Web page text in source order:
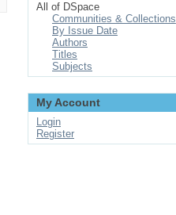
All of DSpace
Communities & Collections
By Issue Date
Authors
Titles
Subjects
My Account
Login
Register